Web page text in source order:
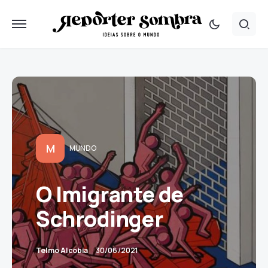
M MUNDO
O Imigrante de
Schrodinger
Telmo Alcobia 30/06/2021